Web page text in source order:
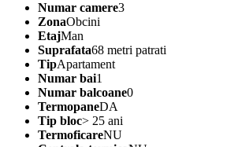
Numar camere3
ZonaObcini
EtajMan
Suprafata68 metri patrati
TipApartament
Numar bai1
Numar balcoane0
TermopaneDA
Tip bloc> 25 ani
TermoficareNU